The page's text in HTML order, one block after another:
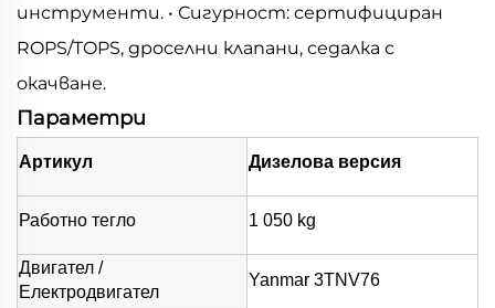
инструменти. • Сигурност: сертифициран
ROPS/TOPS, дроселни клапани, седалка с
окачване.
Параметри
Артикул Дизелова версия
Работно тегло 1 050 kg
Двигател /
Електродвигател
Yanmar 3TNV76